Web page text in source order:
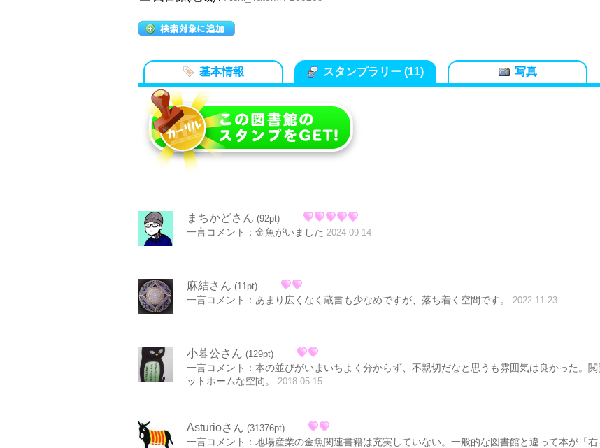
基本情報 スタンプラリー (11) 写真
まちかどさん (92pt)
一言コメント：金魚がいました 2024-09-14
麻結さん (11pt)
一言コメント：あまり広くなく蔵書も少なめですが、落ち着く空間です。 2022-11-23
小暮公さん (129pt)
一言コメント：本の並びがいまいちよく分からず、不親切だなと思うも雰囲気は良かった。
ットホームな空間。
2018-05-15
Asturioさん (31376pt)
一言コメント：地場産業の金魚関連書籍は充実していない。一般的な図書館と違って本が「